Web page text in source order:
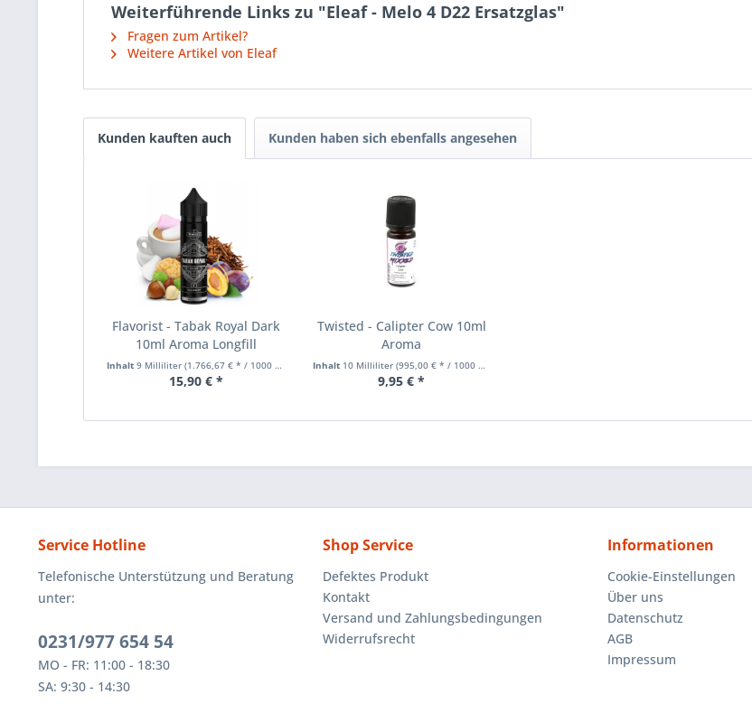
Weiterführende Links zu "Eleaf - Melo 4 D22 Ersatzglas"
Fragen zum Artikel?
Weitere Artikel von Eleaf
Kunden kauften auch Kunden haben sich ebenfalls angesehen
Flavorist - Tabak Royal Dark
10ml Aroma Longfill
Inhalt 9 Milliliter (1.766,67 € * / 1000 Milliliter)
15,90 € *
Twisted - Calipter Cow 10ml
Aroma
Inhalt 10 Milliliter (995,00 € * / 1000 Milliliter)
9,95 € *
Service Hotline
Telefonische Unterstützung und Beratung
unter:
0231/977 654 54
MO - FR: 11:00 - 18:30
SA: 9:30 - 14:30
Shop Service
Defektes Produkt
Kontakt
Versand und Zahlungsbedingungen
Widerrufsrecht
Informationen
Cookie-Einstellungen
Über uns
Datenschutz
AGB
Impressum